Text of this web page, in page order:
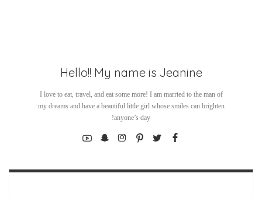
Hello!! My name is Jeanine
I love to eat, travel, and eat some more! I am married to the man of
my dreams and have a beautiful little girl whose smiles can brighten
anyone’s day!